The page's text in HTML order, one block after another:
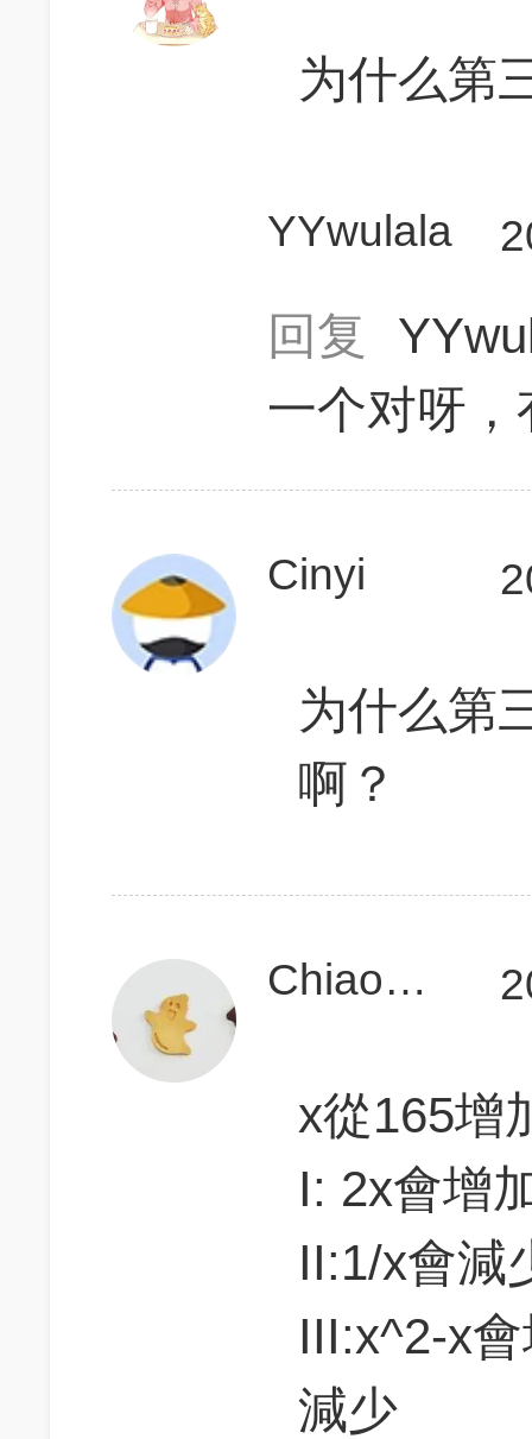
为什么第
YYwulala
回复
一个对呀，
Cinyi
为什么第
啊？
ChiaoAnSu
x從165增
I: 2x會增
II:1/x會減
III:x^2-x
減少